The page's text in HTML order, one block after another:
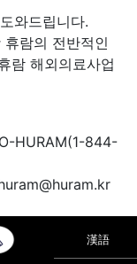
와드립니다.
람의 전반적인
람 해외의료사업
HURAM(1-844-
漢語